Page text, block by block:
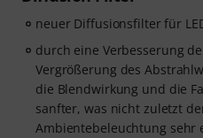
neuer Diffusionsfilter für
durch eine Verbesserung
Vergrößerung des
die Blendwirkung und die
sanfter, was nicht zuletzt
Ambientebeleuchtung sehr